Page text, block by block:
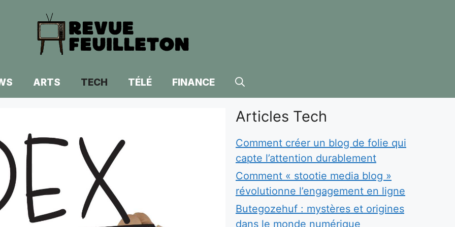
ARTS TECH TÉLÉ FINANCE
Articles Tech
Comment créer un blog de folie qui
capte l’attention durablement
Comment « stootie media blog »
révolutionne l’engagement en ligne
Butegozehuf : mystères et origines
dans le monde numérique